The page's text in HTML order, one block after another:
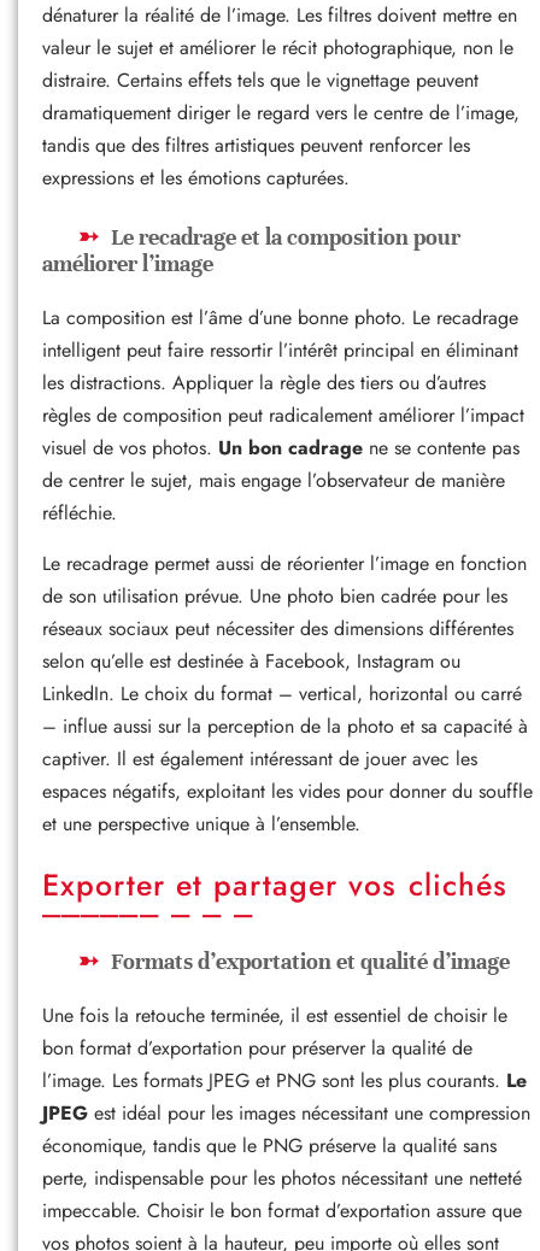
dénaturer la réalité de l’image. Les filtres doivent mettre en
valeur le sujet et améliorer le récit photographique, non le
distraire. Certains effets tels que le vignettage peuvent
dramatiquement diriger le regard vers le centre de l’image,
tandis que des filtres artistiques peuvent renforcer les
expressions et les émotions capturées.
Le recadrage et la composition pour
améliorer l’image
La composition est l’âme d’une bonne photo. Le recadrage
intelligent peut faire ressortir l’intérêt principal en éliminant
les distractions. Appliquer la règle des tiers ou d’autres
règles de composition peut radicalement améliorer l’impact
visuel de vos photos. Un bon cadrage ne se contente pas
de centrer le sujet, mais engage l’observateur de manière
réfléchie.
Le recadrage permet aussi de réorienter l’image en fonction
de son utilisation prévue. Une photo bien cadrée pour les
réseaux sociaux peut nécessiter des dimensions différentes
selon qu’elle est destinée à Facebook, Instagram ou
LinkedIn. Le choix du format – vertical, horizontal ou carré
– influe aussi sur la perception de la photo et sa capacité à
captiver. Il est également intéressant de jouer avec les
espaces négatifs, exploitant les vides pour donner du souffle
et une perspective unique à l’ensemble.
Exporter et partager vos clichés
Formats d’exportation et qualité d’image
Une fois la retouche terminée, il est essentiel de choisir le
bon format d’exportation pour préserver la qualité de
l’image. Les formats JPEG et PNG sont les plus courants. Le
JPEG est idéal pour les images nécessitant une compression
économique, tandis que le PNG préserve la qualité sans
perte, indispensable pour les photos nécessitant une netteté
impeccable. Choisir le bon format d’exportation assure que
vos photos soient à la hauteur, peu importe où elles sont